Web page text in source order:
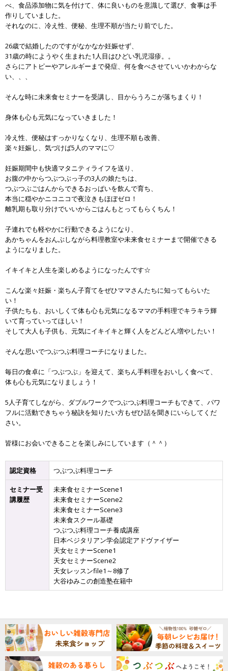
べ、食品添加物に気を付けて、体に良いものを意識して選び、食事は手
作りしていました。
それなのに、冷え性、便秘、生理不順が当たり前でした。
26歳で結婚したのですがなかなか妊娠せず、
31歳の時にようやく生まれた1人目はひどい乳児湿疹。。
さらにアトピーやアレルギーまで発症、何を食べさせていいかわからな
い、、、
そんな時に未来食セミナーを受講し、目からうろこが落ちまくり！
身体も心も元気になっていきました！
冷え性、便秘はすっかりなくなり、生理不順も改善、
楽々妊娠し、気づけば5人のママに♡
妊娠期間中も快適マタニティライフを送り、
お腹の中からつぶつぶっ子の3人の娘たちは、
つぶつぶごはんからできるおっぱいを飲んで育ち、
本当に穏やかニコニコで夜泣きもほぼゼロ！
離乳期も取り分けでいいからごはんもとってもらくちん！
子連れでも軽やかに行動できるようになり、
あかちゃんをおんぶしながら料理教室や未来食セミナーまで開催できる
ようになりました。
イキイキと人生を楽しめるようになったんです☆
こんな楽々妊娠・楽ちん子育てをぜひママさんたちに知ってもらいた
い！
子供たちも、おいしくて体も心も元気になるママの手料理でキラキラ輝
いて育っていってほしい！
そして大人も子供も、元気にイキイキと輝く人をどんどん増やしたい！
そんな思いでつぶつぶ料理コーチになりました。
毎日の食卓に「つぶつぶ」を迎えて、楽ちん手料理をおいしく食べて、
体も心も元気になりましょう！
5人子育てしながら、ダブルワークでつぶつぶ料理コーチもできて、パワ
フルに活動できちゃう秘訣を知りたい方もぜひ話を聞きにいらしてくだ
さい。
皆様にお会いできることを楽しみにしています（＾＾）
認定資格 つぶつぶ料理コーチ
セミナー受
講履歴
未来食セミナーScene1
未来食セミナーScene2
未来食セミナーScene3
未来食スクール基礎
つぶつぶ料理コーチ養成講座
日本ベジタリアン学会認定アドヴァイザー
天女セミナーScene1
天女セミナーScene2
天女レッスンfile1～8修了
大谷ゆみこの創造塾在籍中